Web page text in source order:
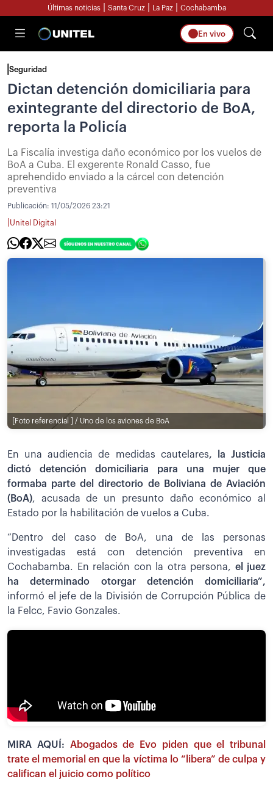
Últimas noticias Santa Cruz La Paz Cochabamba
En vivo
Seguridad
Dictan detención domiciliaria para
exintegrante del directorio de BoA,
reporta la Policía
La Fiscalía investiga daño económico por los vuelos de
BoA a Cuba. El exgerente Ronald Casso, fue
aprehendido enviado a la cárcel con detención
preventiva
Publicación: 11/05/2026 23:21
Unitel Digital
[Foto referencial ] / Uno de los aviones de BoA
En una audiencia de medidas cautelares, la Justicia
dictó detención domiciliaria para una mujer que
formaba parte del directorio de Boliviana de Aviación
(BoA), acusada de un presunto daño económico al
Estado por la habilitación de vuelos a Cuba.
“Dentro del caso de BoA, una de las personas
investigadas está con detención preventiva en
Cochabamba. En relación con la otra persona, el juez
ha determinado otorgar detención domiciliaria”,
informó el jefe de la División de Corrupción Pública de
la Felcc, Favio Gonzales.
MIRA AQUÍ: Abogados de Evo piden que el tribunal
trate el memorial en que la víctima lo “libera” de culpa y
califican el juicio como político